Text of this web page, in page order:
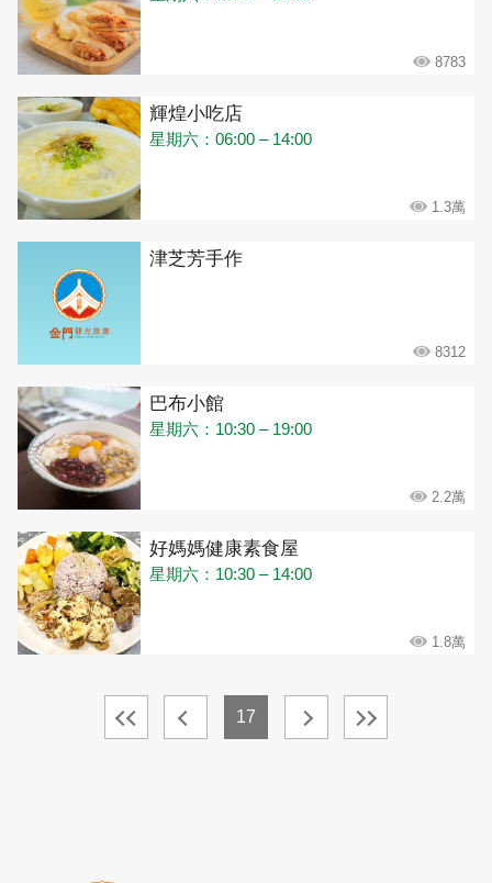
8783
輝煌小吃店
星期六：06:00 – 14:00
1.3萬
津芝芳手作
8312
巴布小館
星期六：10:30 – 19:00
2.2萬
好媽媽健康素食屋
星期六：10:30 – 14:00
1.8萬
17